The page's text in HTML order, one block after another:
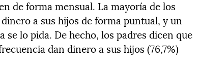
de forma mensual. La mayoría de los
a sus hijos de forma puntual, y un
se lo pida. De hecho, los padres dicen que
dan dinero a sus hijos (76,7%)